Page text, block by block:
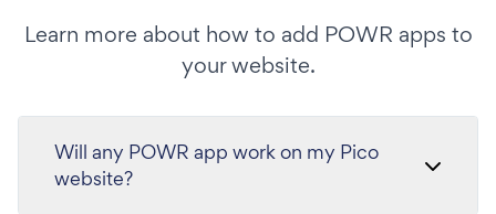
Learn more about how to add POWR apps to
your website.
Will any POWR app work on my Pico
website?